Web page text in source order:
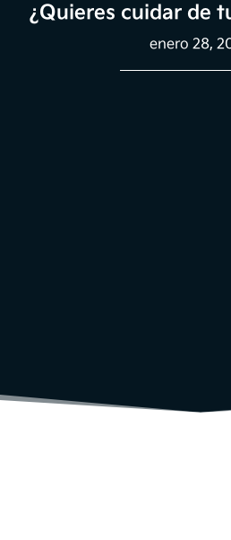
¿Quieres cuidar de
enero 28,